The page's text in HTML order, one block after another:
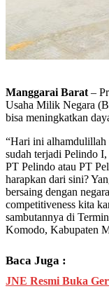
Manggarai Barat –
Usaha Milik Negara
bisa meningkatkan
“Hari ini alhamdulillah
sudah terjadi Pelindo
PT Pelindo atau PT
harapkan dari sini?
bersaing dengan
competitiveness kita
sambutannya di
Komodo, Kabupaten
Baca Juga :
JNE Resmi Buka